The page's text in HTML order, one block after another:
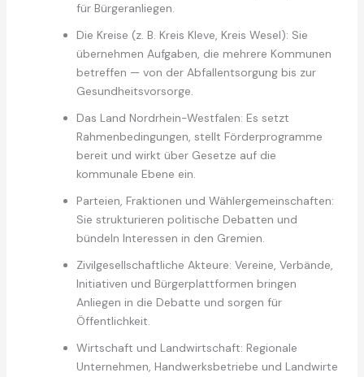
für Bürgeranliegen.
Die Kreise (z. B. Kreis Kleve, Kreis Wesel): Sie
übernehmen Aufgaben, die mehrere Kommunen
betreffen — von der Abfallentsorgung bis zur
Gesundheitsvorsorge.
Das Land Nordrhein-Westfalen: Es setzt
Rahmenbedingungen, stellt Förderprogramme
bereit und wirkt über Gesetze auf die
kommunale Ebene ein.
Parteien, Fraktionen und Wählergemeinschaften:
Sie strukturieren politische Debatten und
bündeln Interessen in den Gremien.
Zivilgesellschaftliche Akteure: Vereine, Verbände,
Initiativen und Bürgerplattformen bringen
Anliegen in die Debatte und sorgen für
Öffentlichkeit.
Wirtschaft und Landwirtschaft: Regionale
Unternehmen, Handwerksbetriebe und Landwirte